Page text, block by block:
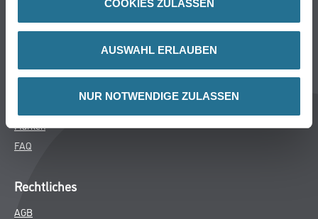
COOKIES ZULASSEN
AUSWAHL ERLAUBEN
NUR NOTWENDIGE ZULASSEN
CMS Gruppe
Aktuelles
Marken
FAQ
Rechtliches
AGB